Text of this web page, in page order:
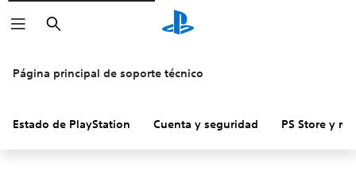
Buscar
Página principal de soporte técnico
Estado de PlayStation Cuenta y seguridad PS Store y